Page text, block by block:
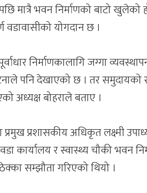
मात्रै भवन निर्माणको बाटो
वडावासीको योगदान छ ।
निर्माणकालागि जग्गा
पनि देखाएको छ । तर
अध्यक्ष बोहराले बताए ।
प्रशासकीय अधिकृत लक्ष्मी
कार्यालय र स्वास्थ्य चौकी भवन
सम्झौता गरिएको थियो ।